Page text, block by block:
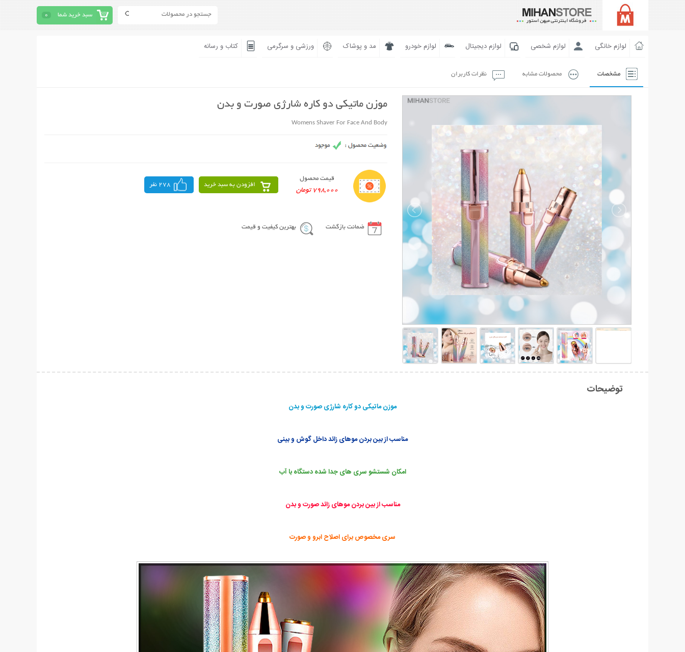
سبد خرید شما 0
لوازم خانگی لوازم شخصی لوازم دیجیتال لوازم خودرو مد و پوشاک ورزشی و سرگرمی کتاب و رسانه
مشخصات محصولات مشابه نظرات کاربران
موزن ماتیکی دو کاره شارژی صورت و بدن
Womens Shaver For Face And Body
قیمت محصول
798,000 تومان
افزودن به سبد خرید 278 نفر
ضمانت بازگشت بهترین کیفیت و قیمت
توضیحات
موزن ماتیکی دو کاره شارژی صورت و بدن
مناسب از بین بردن موهای زائد داخل گوش و بینی
امکان شستشو سری های جدا شده دستگاه با آب
مناسب از بین بردن موهای زائد صورت و بدن
سری مخصوص برای اصلاح ابرو و صورت